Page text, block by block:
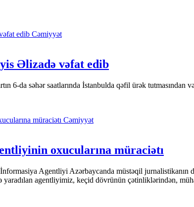
Cəmiyyət
Əlizadə vəfat edib
6-da səhər saatlarında İstanbulda qəfil ürək
Cəmiyyət
oxucularına müraciətı
Agentliyi Azərbaycanda müstəqil
yaradılan agentliyimiz, keçid dövrünün çətinliklərindən,